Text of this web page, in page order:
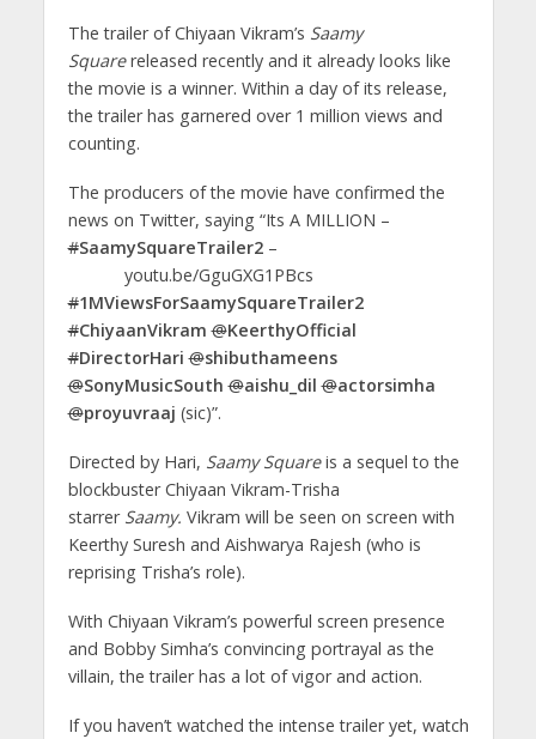
The trailer of Chiyaan Vikram’s Saamy
Squarereleased recently and it already looks like
the movie is a winner. Within a day of its release,
the trailer has garnered over 1 million views and
counting.
The producers of the movie have confirmed the
news on Twitter, saying “Its A MILLION –
#SaamySquareTrailer2–
youtu.be/GguGXG1PBcs
#1MViewsForSaamySquareTrailer2
#ChiyaanVikram @KeerthyOfficial
#DirectorHari @shibuthameens
@SonyMusicSouth @aishu_dil @actorsimha
@proyuvraaj (sic)”.
Directed by Hari, Saamy Squareis a sequel to the
blockbuster Chiyaan Vikram-Trisha
starrer Saamy. Vikram will be seen on screen with
Keerthy Suresh and Aishwarya Rajesh (who is
reprising Trisha’s role).
With Chiyaan Vikram’s powerful screen presence
and Bobby Simha’s convincing portrayal as the
villain, the trailer has a lot of vigor and action.
If you haven’t watched the intense trailer yet, watch